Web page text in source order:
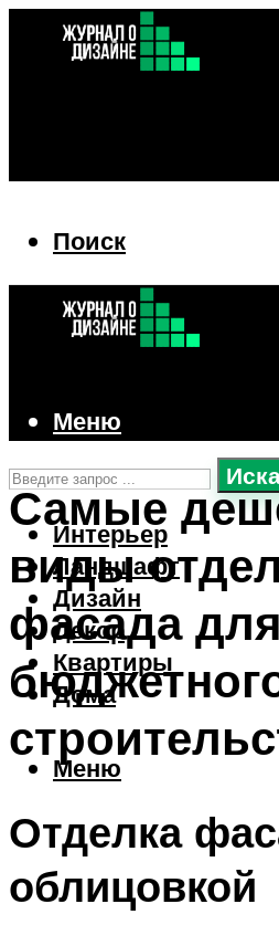
Поиск
Интерьер
Ландшафт
Дизайн
Декор
Квартиры
Дома
Меню
Меню
Самые
виды
фасада для
Отделка
облицовкой